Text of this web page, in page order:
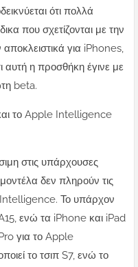
ότι πολλά
που σχετίζονται με την
για iPhones,
αυτή η προσθήκη έγινε με
beta.
το Apple Intelligence
στις υπάρχουσες
δεν πληρούν τις
Intelligence. Το υπάρχον
ενώ τα iPhone και iPad
για το Apple
το τσιπ S7, ενώ το